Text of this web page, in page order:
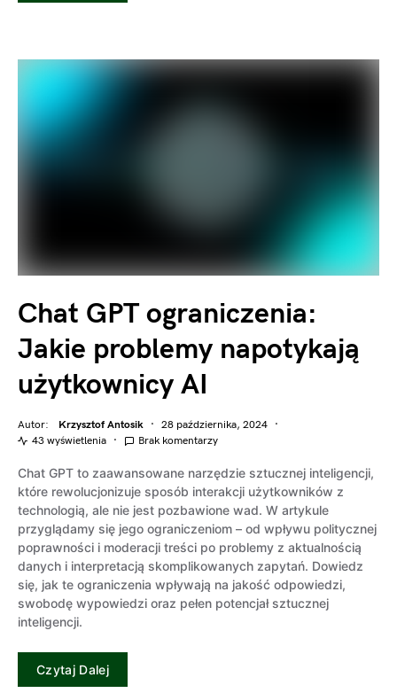
Chat GPT ograniczenia:
Jakie problemy napotykają
użytkownicy AI
Autor: Krzysztof Antosik
28 października, 2024
43 wyświetlenia
Brak komentarzy
Chat GPT to zaawansowane narzędzie sztucznej inteligencji,
które rewolucjonizuje sposób interakcji użytkowników z
technologią, ale nie jest pozbawione wad. W artykule
przyglądamy się jego ograniczeniom – od wpływu politycznej
poprawności i moderacji treści po problemy z aktualnością
danych i interpretacją skomplikowanych zapytań. Dowiedz
się, jak te ograniczenia wpływają na jakość odpowiedzi,
swobodę wypowiedzi oraz pełen potencjał sztucznej
inteligencji.
Czytaj Dalej